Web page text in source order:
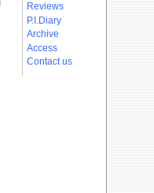
Reviews
P.I.Diary
Archive
Access
Contact us